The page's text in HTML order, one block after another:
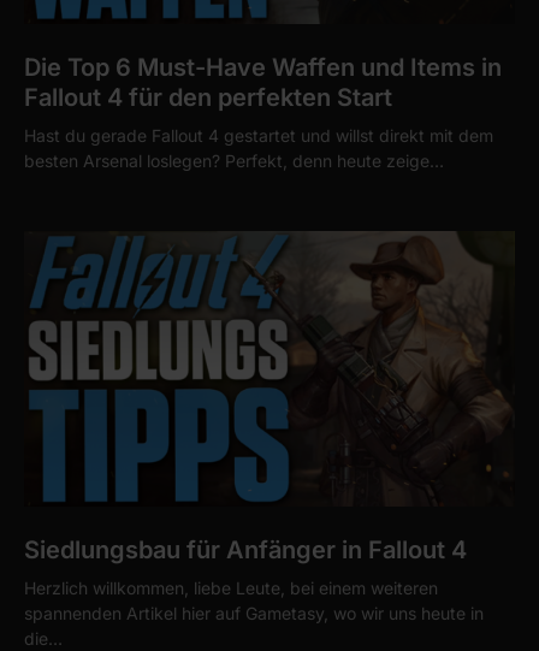
Die Top 6 Must-Have Waffen und Items in
Fallout 4 für den perfekten Start
Hast du gerade Fallout 4 gestartet und willst direkt mit dem
besten Arsenal loslegen? Perfekt, denn heute zeige…
Siedlungsbau für Anfänger in Fallout 4
Herzlich willkommen, liebe Leute, bei einem weiteren
spannenden Artikel hier auf Gametasy, wo wir uns heute in
die…